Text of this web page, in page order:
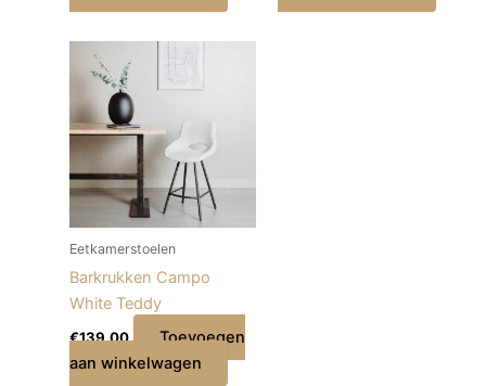
Eetkamerstoelen
Barkrukken Campo
White Teddy
€139,00
Toevoegen
aan winkelwagen